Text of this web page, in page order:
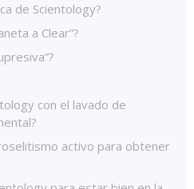
de Scientology?
a Clear”?
con el lavado de
activo para obtener